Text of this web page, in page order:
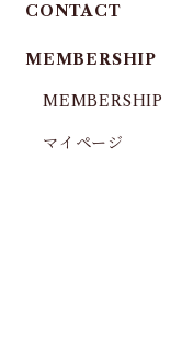
CONTACT
MEMBERSHIP
MEMBERSHIP
マイページ